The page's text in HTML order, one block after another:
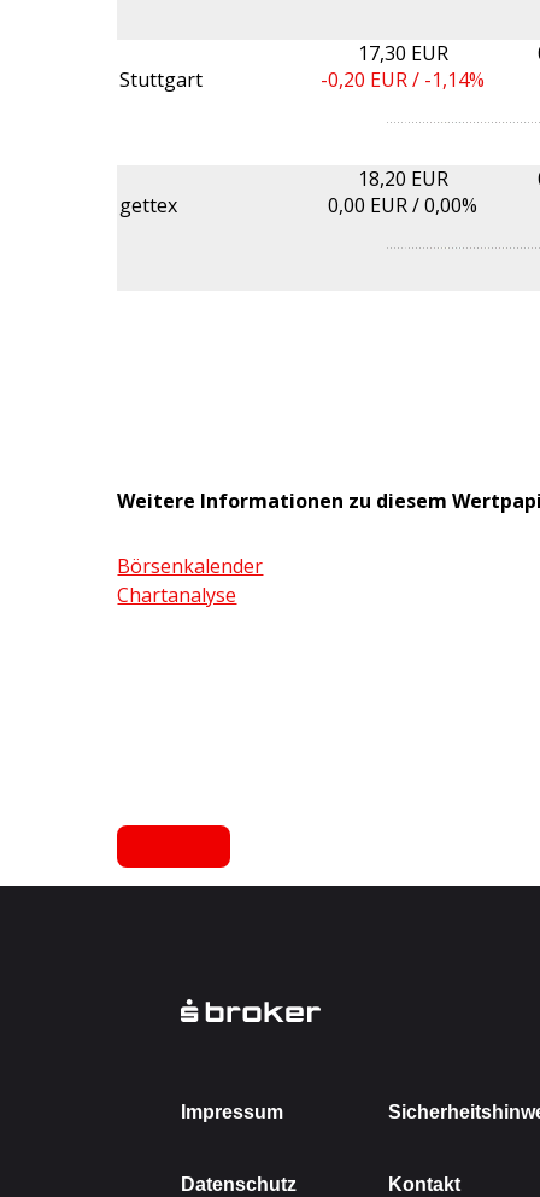
Stuttgart
17,30 EUR
-0,20 EUR / -1,14%
gettex
18,20 EUR
0,00 EUR /0,00%
Weitere Informationen zu diesem
Börsenkalender
Chartanalyse